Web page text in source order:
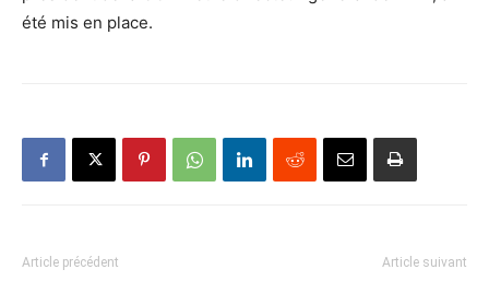
été mis en place.
Article précédent Article suivant